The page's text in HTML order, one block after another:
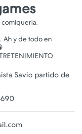
Ah y de todo en
Savio partido de